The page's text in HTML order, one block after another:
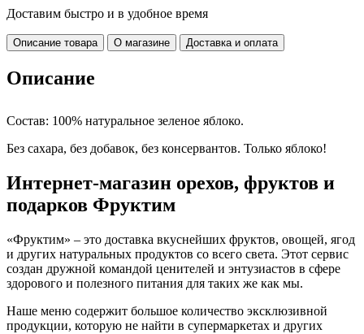
Доставим быстро и в удобное время
Описание товара О магазине Доставка и оплата
Описание
Состав: 100% натуральное зеленое яблоко.
Без сахара, без добавок, без консервантов. Только яблоко!
Интернет-магазин орехов, фруктов и
подарков Фруктим
«Фруктим» – это доставка вкуснейших фруктов, овощей, ягод
и других натуральных продуктов со всего света. Этот сервис
создан дружной командой ценителей и энтузиастов в сфере
здорового и полезного питания для таких же как мы.
Наше меню содержит большое количество эксклюзивной
продукции, которую не найти в супермаркетах и других